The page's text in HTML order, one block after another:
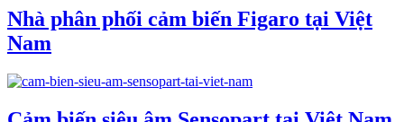
Nhà phân phối cảm biến Figaro tại Việt
Nam